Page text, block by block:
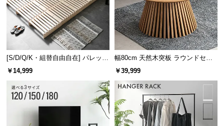
ラバーウッドとは
[S/D/Q/K・組替自由自在] パレット
ベッド 8/12/16枚セット
￥14,999
幅80cm 天然木突板 ラウンドセン
ターテーブル 美しい格子デザイン
￥39,999